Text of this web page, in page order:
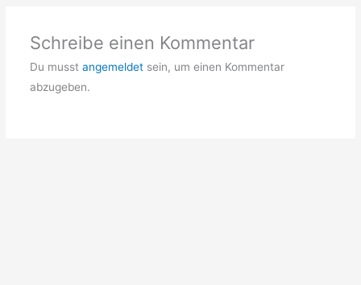
Schreibe einen Kommentar
Du musst angemeldetsein, um einen Kommentar
abzugeben.